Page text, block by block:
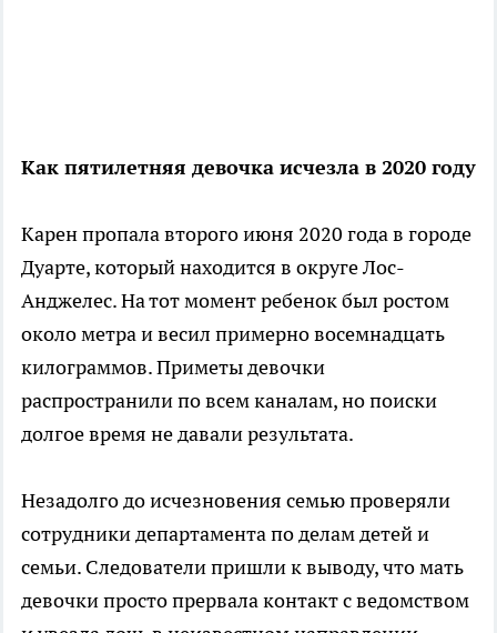
Как пятилетняя девочка исчезла в 2020 году
Карен пропала второго июня 2020 года в городе
Дуарте, который находится в округе Лос-
Анджелес. На тот момент ребенок был ростом
около метра и весил примерно восемнадцать
килограммов. Приметы девочки
распространили по всем каналам, но поиски
долгое время не давали результата.
Незадолго до исчезновения семью проверяли
сотрудники департамента по делам детей и
семьи. Следователи пришли к выводу, что мать
девочки просто прервала контакт с ведомством